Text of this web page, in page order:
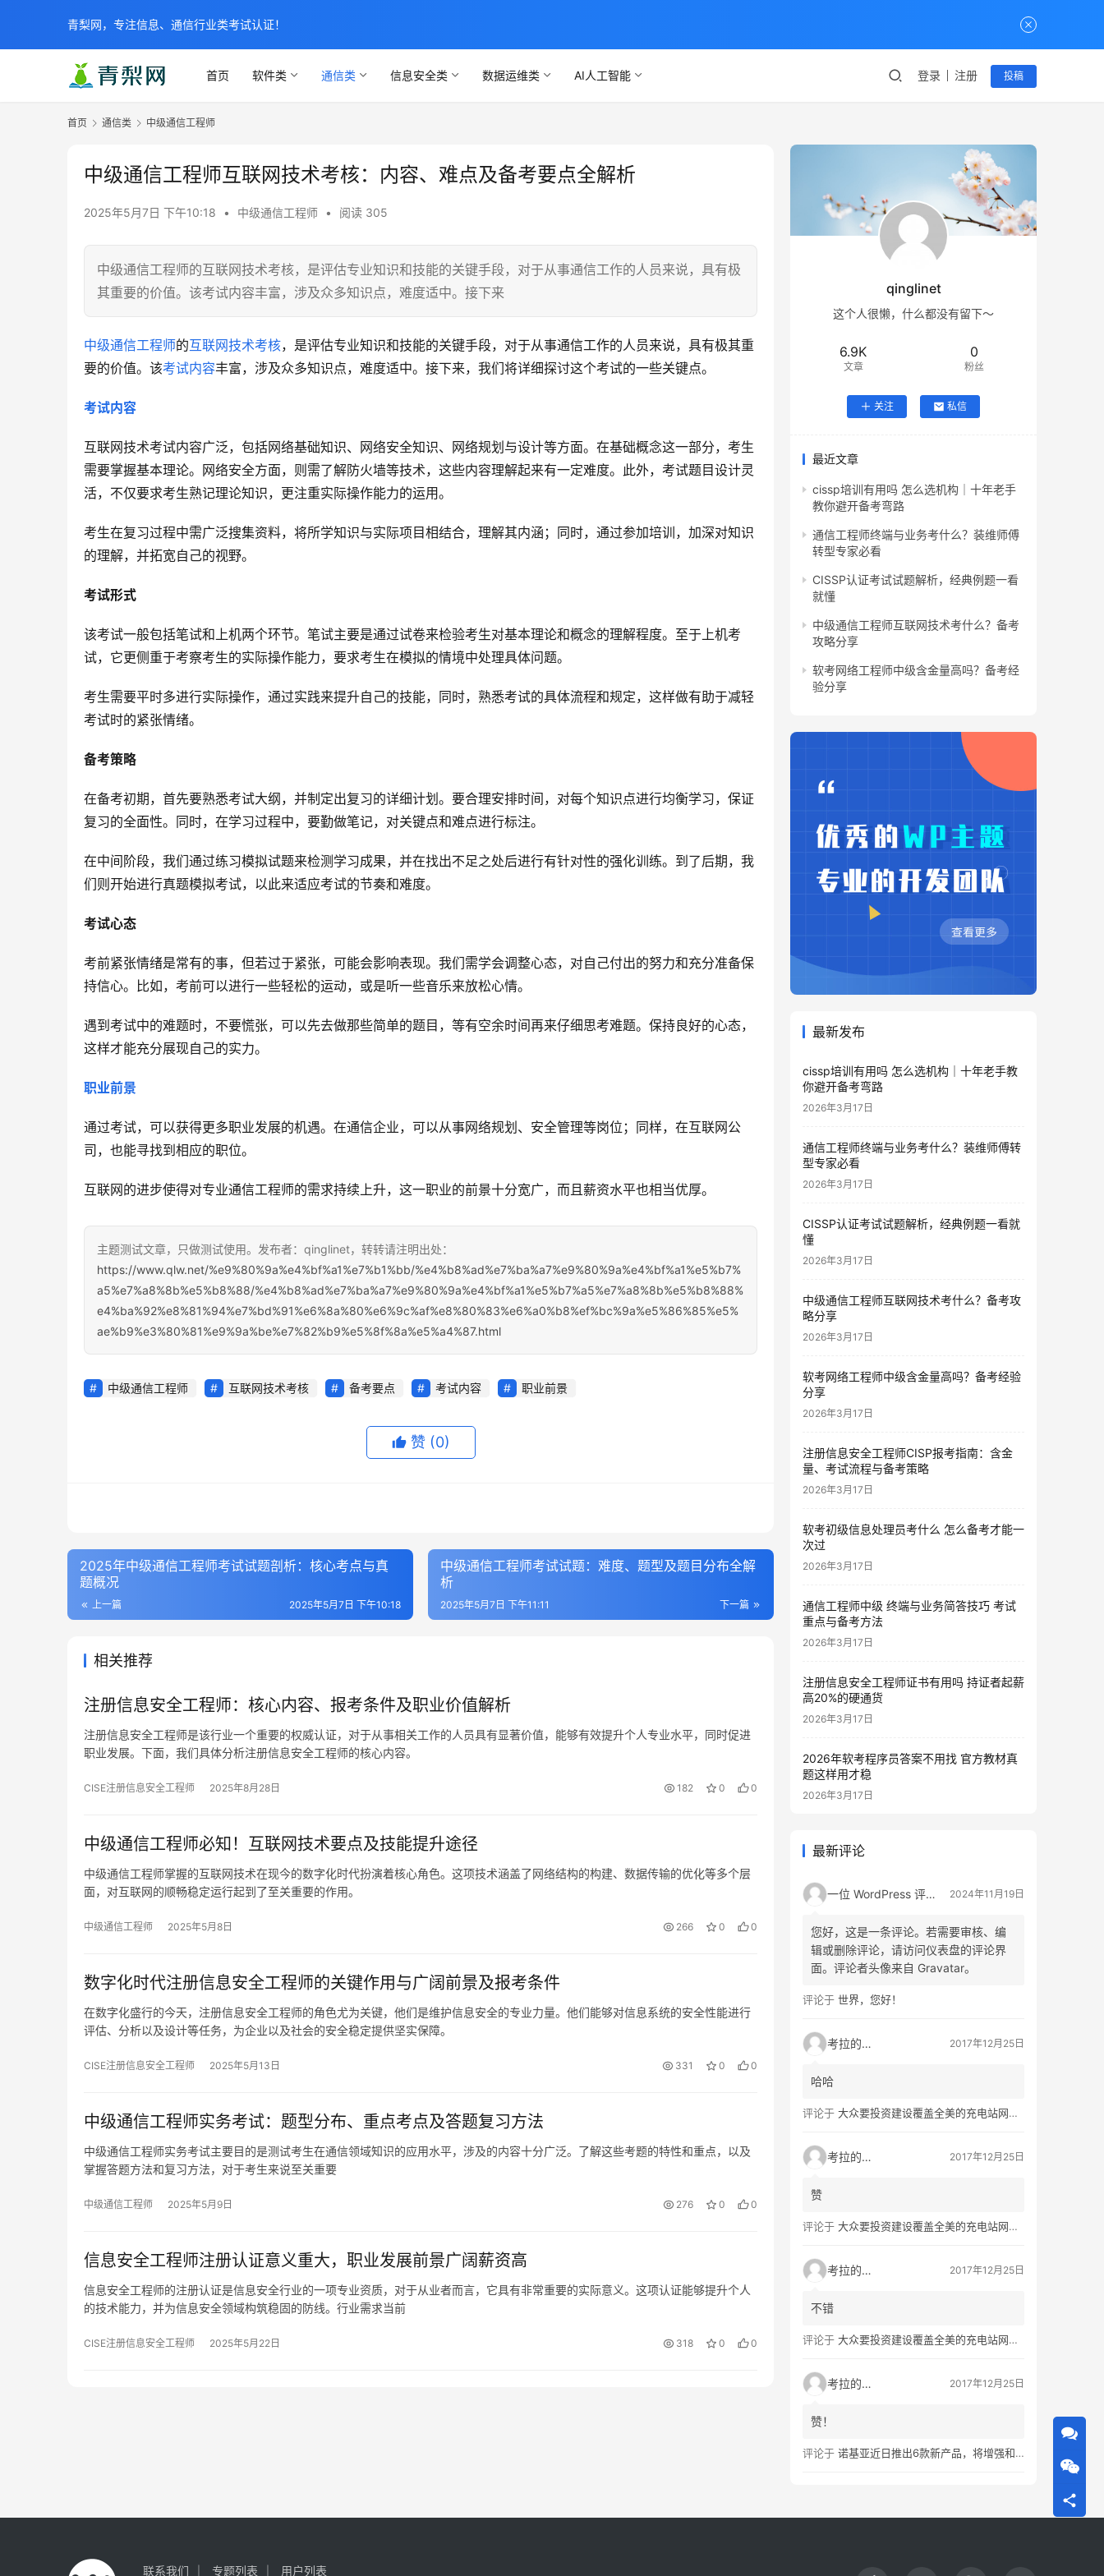
首页 软件类 通信类 信息安全类 数据运维类 AI人工智能 登录 注册 投稿
首页 通信类 中级通信工程师
中级通信工程师互联网技术考核：内容、难点及备考要点全解析
2025年5月7日 下午10:18 • 中级通信工程师 • 阅读 305
中级通信工程师的互联网技术考核，是评估专业知识和技能的关键手段，对于从事通信工作的人员来说，具有极
其重要的价值。该考试内容丰富，涉及众多知识点，难度适中。接下来
中级通信工程师的互联网技术考核，是评估专业知识和技能的关键手段，对于从事通信工作的人员来说，具有极其重
要的价值。该考试内容丰富，涉及众多知识点，难度适中。接下来，我们将详细探讨这个考试的一些关键点。
考试内容
互联网技术考试内容广泛，包括网络基础知识、网络安全知识、网络规划与设计等方面。在基础概念这一部分，考生
需要掌握基本理论。网络安全方面，则需了解防火墙等技术，这些内容理解起来有一定难度。此外，考试题目设计灵
活，不仅要求考生熟记理论知识，更注重实际操作能力的运用。
考生在复习过程中需广泛搜集资料，将所学知识与实际项目相结合，理解其内涵；同时，通过参加培训，加深对知识
的理解，并拓宽自己的视野。
考试形式
该考试一般包括笔试和上机两个环节。笔试主要是通过试卷来检验考生对基本理论和概念的理解程度。至于上机考
试，它更侧重于考察考生的实际操作能力，要求考生在模拟的情境中处理具体问题。
考生需要平时多进行实际操作，通过实践来提升自己的技能，同时，熟悉考试的具体流程和规定，这样做有助于减轻
考试时的紧张情绪。
备考策略
在备考初期，首先要熟悉考试大纲，并制定出复习的详细计划。要合理安排时间，对每个知识点进行均衡学习，保证
复习的全面性。同时，在学习过程中，要勤做笔记，对关键点和难点进行标注。
在中间阶段，我们通过练习模拟试题来检测学习成果，并在找出不足之处后进行有针对性的强化训练。到了后期，我
们则开始进行真题模拟考试，以此来适应考试的节奏和难度。
考试心态
考前紧张情绪是常有的事，但若过于紧张，可能会影响表现。我们需学会调整心态，对自己付出的努力和充分准备保
持信心。比如，考前可以进行一些轻松的运动，或是听一些音乐来放松心情。
遇到考试中的难题时，不要慌张，可以先去做那些简单的题目，等有空余时间再来仔细思考难题。保持良好的心态，
这样才能充分展现自己的实力。
职业前景
通过考试，可以获得更多职业发展的机遇。在通信企业，可以从事网络规划、安全管理等岗位；同样，在互联网公
司，也能寻找到相应的职位。
互联网的进步使得对专业通信工程师的需求持续上升，这一职业的前景十分宽广，而且薪资水平也相当优厚。
主题测试文章，只做测试使用。发布者：qinglinet，转转请注明出处：
https://www.qlw.net/%e9%80%9a%e4%bf%a1%e7%b1%bb/%e4%b8%ad%e7%ba%a7%e9%80%9a%e4%bf%a1%e5%b7%
a5%e7%a8%8b%e5%b8%88/%e4%b8%ad%e7%ba%a7%e9%80%9a%e4%bf%a1%e5%b7%a5%e7%a8%8b%e5%b8%88%
e4%ba%92%e8%81%94%e7%bd%91%e6%8a%80%e6%9c%af%e8%80%83%e6%a0%b8%ef%bc%9a%e5%86%85%e5%
ae%b9%e3%80%81%e9%9a%be%e7%82%b9%e5%8f%8a%e5%a4%87.html
中级通信工程师 互联网技术考核 备考要点 考试内容 职业前景
赞 (0)
2025年中级通信工程师考试试题剖析：核心考点与真
题概况
上一篇 2025年5月7日 下午10:18
中级通信工程师考试试题：难度、题型及题目分布全解
析
下一篇
2025年5月7日 下午11:11
相关推荐
注册信息安全工程师：核心内容、报考条件及职业价值解析
注册信息安全工程师是该行业一个重要的权威认证，对于从事相关工作的人员具有显著价值，能够有效提升个人专业水平，同时促进
职业发展。下面，我们具体分析注册信息安全工程师的核心内容。
CISE注册信息安全工程师 2025年8月28日 182 0 0
中级通信工程师必知！互联网技术要点及技能提升途径
中级通信工程师掌握的互联网技术在现今的数字化时代扮演着核心角色。这项技术涵盖了网络结构的构建、数据传输的优化等多个层
面，对互联网的顺畅稳定运行起到了至关重要的作用。
中级通信工程师 2025年5月8日 266 0 0
数字化时代注册信息安全工程师的关键作用与广阔前景及报考条件
在数字化盛行的今天，注册信息安全工程师的角色尤为关键，他们是维护信息安全的专业力量。他们能够对信息系统的安全性能进行
评估、分析以及设计等任务，为企业以及社会的安全稳定提供坚实保障。
CISE注册信息安全工程师 2025年5月13日 331 0 0
中级通信工程师实务考试：题型分布、重点考点及答题复习方法
中级通信工程师实务考试主要目的是测试考生在通信领域知识的应用水平，涉及的内容十分广泛。了解这些考题的特性和重点，以及
掌握答题方法和复习方法，对于考生来说至关重要
中级通信工程师 2025年5月9日 276 0 0
信息安全工程师注册认证意义重大，职业发展前景广阔薪资高
信息安全工程师的注册认证是信息安全行业的一项专业资质，对于从业者而言，它具有非常重要的实际意义。这项认证能够提升个人
的技术能力，并为信息安全领域构筑稳固的防线。行业需求当前
CISE注册信息安全工程师 2025年5月22日 318 0 0
qinglinet
这个人很懒，什么都没有留下～
6.9K
文章
0
粉丝
关注 私信
最近文章
cissp培训有用吗 怎么选机构｜十年老手
教你避开备考弯路
通信工程师终端与业务考什么？装维师傅
转型专家必看
CISSP认证考试试题解析，经典例题一看
就懂
中级通信工程师互联网技术考什么？备考
攻略分享
软考网络工程师中级含金量高吗？备考经
验分享
最新发布
cissp培训有用吗 怎么选机构｜十年老手教
你避开备考弯路
2026年3月17日
通信工程师终端与业务考什么？装维师傅转
型专家必看
2026年3月17日
CISSP认证考试试题解析，经典例题一看就
懂
2026年3月17日
中级通信工程师互联网技术考什么？备考攻
略分享
2026年3月17日
软考网络工程师中级含金量高吗？备考经验
分享
2026年3月17日
注册信息安全工程师CISP报考指南：含金
量、考试流程与备考策略
2026年3月17日
软考初级信息处理员考什么 怎么备考才能一
次过
2026年3月17日
通信工程师中级 终端与业务简答技巧 考试
重点与备考方法
2026年3月17日
注册信息安全工程师证书有用吗 持证者起薪
高20%的硬通货
2026年3月17日
2026年软考程序员答案不用找 官方教材真
题这样用才稳
2026年3月17日
最新评论
一位 WordPress 评论者 2024年11月19日
您好，这是一条评论。若需要审核、编
辑或删除评论，请访问仪表盘的评论界
面。评论者头像来自 Gravatar。
评论于 世界，您好！
考拉的生活 2017年12月25日
哈哈
评论于 大众要投资建设覆盖全美的充电站网络，特斯拉也没闲着
考拉的生活 2017年12月25日
赞
评论于 大众要投资建设覆盖全美的充电站网络，特斯拉也没闲着
考拉的生活 2017年12月25日
不错
评论于 大众要投资建设覆盖全美的充电站网络，特斯拉也没闲着
考拉的生活 2017年12月25日
赞！
评论于 诺基亚近日推出6款新产品，将增强和16家公司合作，VR领域发力明显
联系我们 专题列表 用户列表
青梨网，专注信息、通信行业类考试认证！